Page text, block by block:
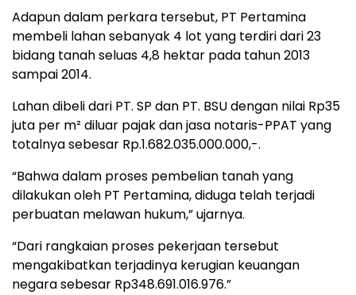
Adapun dalam perkara tersebut, PT Pertamina
membeli lahan sebanyak 4 lot yang terdiri dari 23
bidang tanah seluas 4,8 hektar pada tahun 2013
sampai 2014.
Lahan dibeli dari PT. SP dan PT. BSU dengan nilai Rp35
juta per m² diluar pajak dan jasa notaris-PPAT yang
totalnya sebesar Rp.1.682.035.000.000,-.
“Bahwa dalam proses pembelian tanah yang
dilakukan oleh PT Pertamina, diduga telah terjadi
perbuatan melawan hukum,” ujarnya.
“Dari rangkaian proses pekerjaan tersebut
mengakibatkan terjadinya kerugian keuangan
negara sebesar Rp348.691.016.976.”